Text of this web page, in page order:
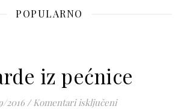
POPULARNO
iz pećnice
2016 / Komentari isključeniza lokarde iz